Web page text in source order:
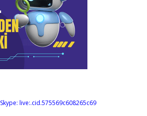
Skype: live:.cid.575569c608265c69